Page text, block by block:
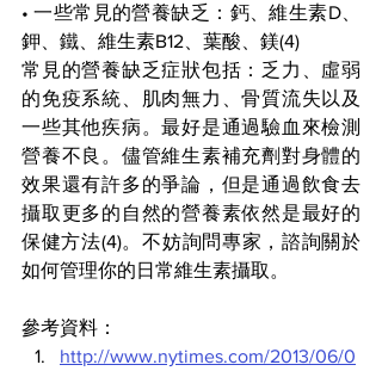
• 一些常見的營養缺乏：鈣、維生素D、
鉀、鐵、維生素B12、葉酸、鎂(4)
常見的營養缺乏症狀包括：乏力、虛弱
的免疫系統、肌肉無力、骨質流失以及
一些其他疾病。最好是通過驗血來檢測
營養不良。儘管維生素補充劑對身體的
效果還有許多的爭論，但是通過飲食去
攝取更多的自然的營養素依然是最好的
保健方法(4)。不妨詢問專家，諮詢關於
如何管理你的日常維生素攝取。
參考資料：
http://www.nytimes.com/2013/06/0